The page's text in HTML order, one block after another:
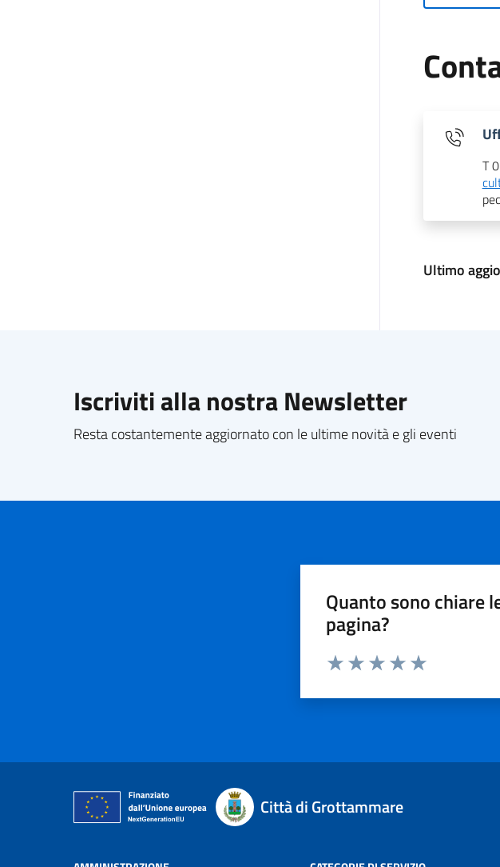
T
Ultimo
Iscriviti alla nostra Newsletter
Resta costantemente aggiornato con le ultime novità e gli eventi
Quanto sono chiare
pagina?
Città di Grottammare